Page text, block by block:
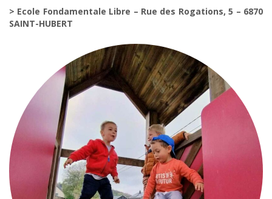
> Ecole Fondamentale Libre – Rue des Rogations, 5 – 6870
SAINT-HUBERT